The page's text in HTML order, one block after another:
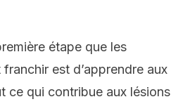
étape que les
est d’apprendre aux
ce qui contribue aux lésions